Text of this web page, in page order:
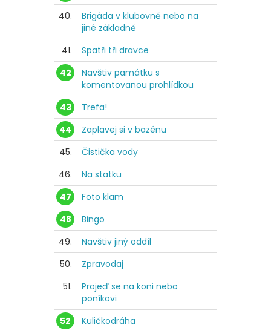
40.
Brigáda v klubovně nebo na
jiné základně
41.
Spatři tři dravce
42
Navštiv památku s
komentovanou prohlídkou
43
Trefa!
44
Zaplavej si v bazénu
45.
Čistička vody
46.
Na statku
47
Foto klam
48
Bingo
49.
Navštiv jiný oddíl
50.
Zpravodaj
51.
Projeď se na koni nebo
poníkovi
52
Kuličkodráha